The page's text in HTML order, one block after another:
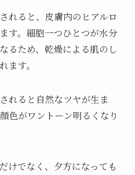
れると、皮膚内のヒアルロ
す。細胞一つひとつが水分
るため、乾燥による肌のし
ます。
れると自然なツヤが生ま
色がワントーン明るくなり
けでなく、夕方になっても